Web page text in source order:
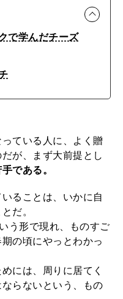
で学んだチーズ
ている人に、よく贈
が、まず大前提とし
である。
ることは、いかに自
だ。
う形で現れ、ものすご
の頃にやっとわかっ
には、周りに居てく
らないという、もの